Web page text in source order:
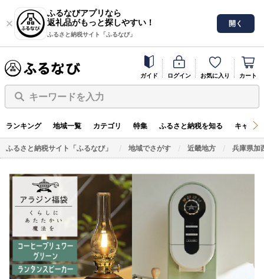
ふるなびアプリなら
返礼品がもっと探しやすい！
ふるさと納税サイト「ふるなび」
開く
ガイド ログイン お気に入り カート
キーワードを入力
ランキング 地域一覧 カテゴリ 特集 ふるさと納税を知る キャン
ふるさと納税サイト「ふるなび」 地域でさがす 近畿地方 兵庫県加